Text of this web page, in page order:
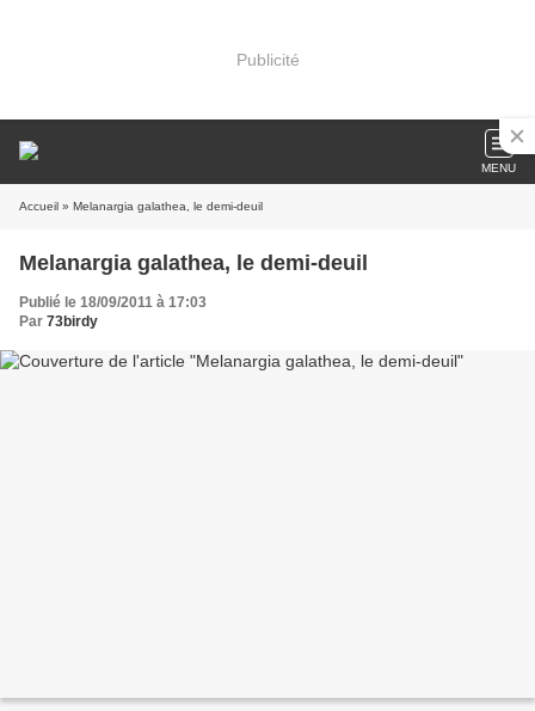
Publicité
MENU
Accueil » Melanargia galathea, le demi-deuil
Melanargia galathea, le demi-deuil
Publié le 18/09/2011 à 17:03
Par 73birdy